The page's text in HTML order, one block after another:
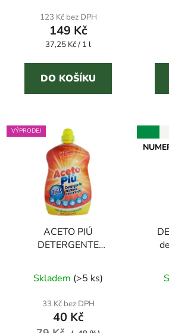
produktu
je
3,1
z
5
hvězdiček.
123 Kč bez DPH
149 Kč
Měrná
37,25 Kč / 1 l
DO KOŠÍKU
VÝPRODEJ
ACETO PIÚ
DETERGENTE
univerzální čisticí
prostředek
hodnocení
produktu
je
Skladem (>5 ks)
33 Kč bez DPH
40 Kč